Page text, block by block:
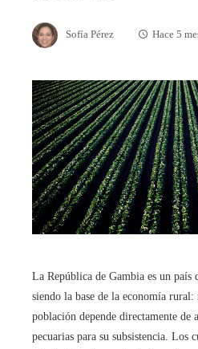
Sofía Pérez Hace 5
La República de Gambia es un país
siendo la base de la economía
población depende directamente de
pecuarias para su subsistencia.